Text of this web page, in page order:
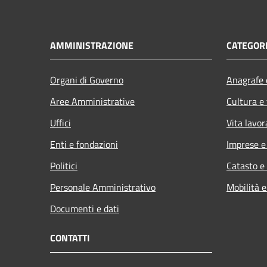
AMMINISTRAZIONE
Organi di Governo
Aree Amministrative
Uffici
Enti e fondazioni
Politici
Personale Amministrativo
Documenti e dati
Cultura
Vita
Imprese
Catasto
Mobilità
CONTATTI